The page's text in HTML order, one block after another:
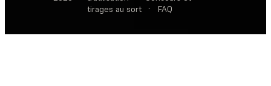
tirages au sort
· FAQ